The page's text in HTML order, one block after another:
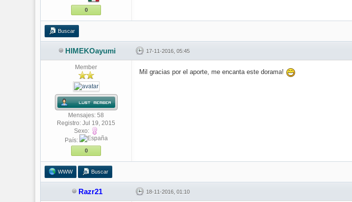
0
Buscar
HIMEKOayumi 17-11-2016, 05:45
Member
Mensajes: 58
Registro: Jul 19, 2015
Sexo:
País:
0
Mil gracias por el aporte, me encanta este dorama!
WWW Buscar
Razr21 18-11-2016, 01:10